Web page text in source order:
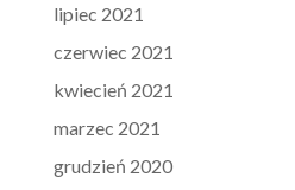
lipiec 2021
czerwiec 2021
kwiecień 2021
marzec 2021
grudzień 2020